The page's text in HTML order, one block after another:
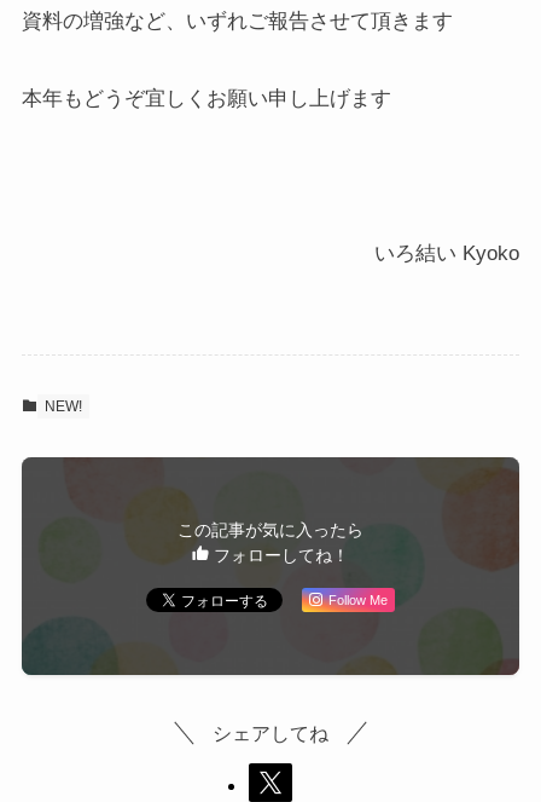
資料の増強など、いずれご報告させて頂きます
本年もどうぞ宜しくお願い申し上げます
いろ結い Kyoko
NEW!
この記事が気に入ったら
フォローしてね！
Follow Me
シェアしてね